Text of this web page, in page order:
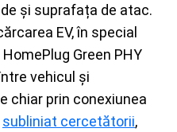
și suprafața de atac.
EV, în special
Green PHY
vehicul și
chiar prin conexiunea
subliniat cercetătorii,